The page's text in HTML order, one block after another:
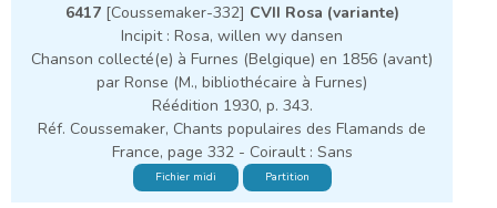
6417[Coussemaker-332] CVII Rosa (variante)
Incipit : Rosa, willen wy dansen
Chanson collecté(e) à Furnes (Belgique) en 1856 (avant)
par Ronse (M., bibliothécaire à Furnes)
Réédition 1930, p. 343.
Réf. Coussemaker, Chants populaires des Flamands de
France, page 332 - Coirault : Sans
Fichier midi Partition